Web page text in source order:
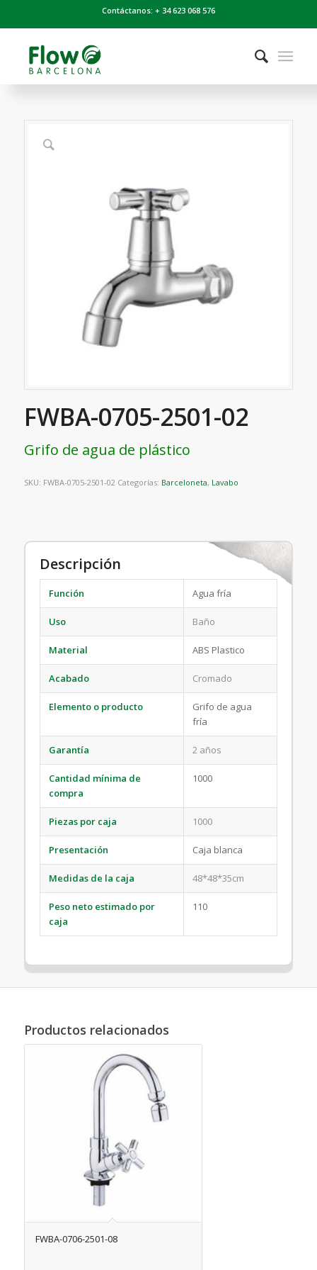
Contáctanos: + 34 623 068 576
FWBA-0705-2501-02
Grifo de agua de plástico
SKU: FWBA-0705-2501-02 Categorías: Barceloneta, Lavabo
Descripción
Función Agua fría
Uso Baño
Material ABS Plastico
Acabado Cromado
Elemento o producto
Grifo de agua
fría
Garantía 2 años
Cantidad mínima de
compra
1000
Piezas por caja 1000
Presentación Caja blanca
Medidas de la caja 48*48*35cm
Peso neto estimado por
caja
110
Productos relacionados
FWBA-0706-2501-08